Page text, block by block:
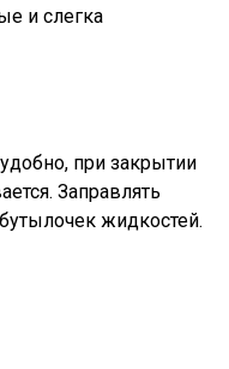
и слегка
при закрытии
Заправлять
жидкостей.